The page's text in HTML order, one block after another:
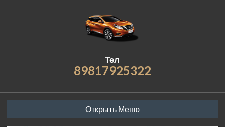
Тел
89817925322
Открыть Меню